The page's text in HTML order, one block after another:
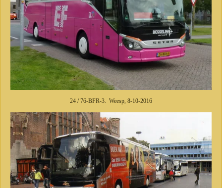
24 / 76-BFR-3. Weesp, 8-10-2016